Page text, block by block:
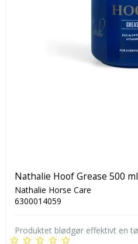
Nathalie Hoof Grease 500 ml
Nathalie Horse Care
6300014059
Produktet blødgør effektivt en